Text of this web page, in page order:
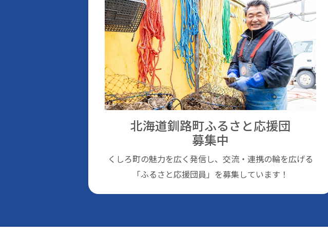
北海道釧路町ふるさと応援団
募集中
くしろ町の魅⼒を広く発信し、交流・連携の輪を広げる
「ふるさと応援団員」を募集しています！